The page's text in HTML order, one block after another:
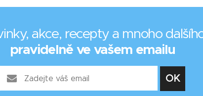
akce, recepty a mnoho
pravidelně ve vašem emailu